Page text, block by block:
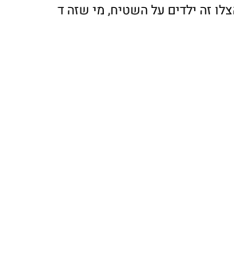
זה ילדים על השטיח, מי שזה ד